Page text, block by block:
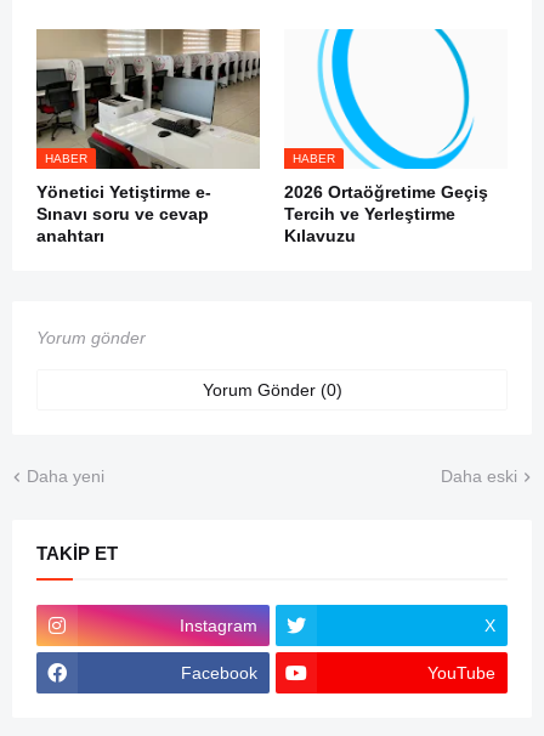
HABER
Yönetici Yetiştirme e-
Sınavı soru ve cevap
anahtarı
HABER
2026 Ortaöğretime Geçiş
Tercih ve Yerleştirme
Kılavuzu
Yorum gönder
Yorum Gönder (0)
Daha yeni Daha eski
TAKIP ET
Instagram X
Facebook YouTube